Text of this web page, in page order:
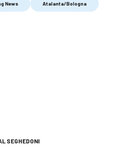
News Atalanta/Bologna
SEGHEDONI